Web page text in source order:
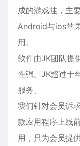
成的游戏挂，主
Android与ios苹
用。
软件由JK团队提
性强。JK超过十
服务。
我们针对会员诉
款应用程序上线
用，只为会员提